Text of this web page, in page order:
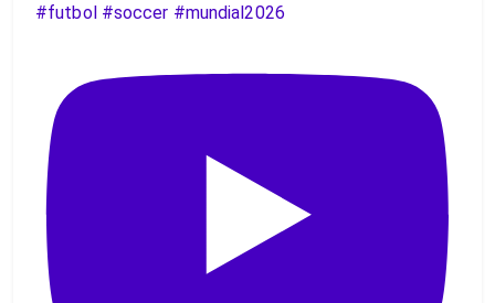
#futbol #soccer #mundial2026